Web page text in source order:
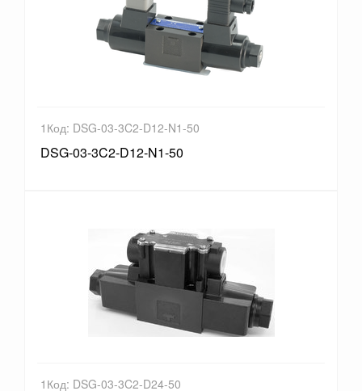
1Код: DSG-03-3C2-D12-N1-50
DSG-03-3C2-D12-N1-50
1Код: DSG-03-3C2-D24-50